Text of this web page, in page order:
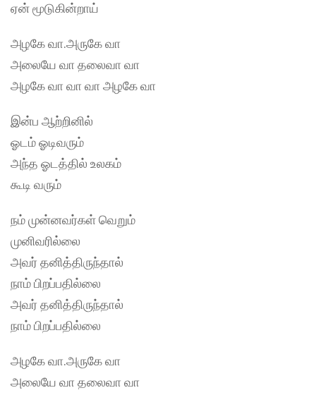
ஏன் மூடுகின்றாய்
அழகே வா.அருகே வா
அலையே வா தலைவா வா
அழகே வா வா வா அழகே வா
இன்ப ஆற்றினில்
ஓடம் ஓடிவரும்
அந்த ஓடத்தில் உலகம்
கூடி வரும்
நம் முன்னவர்கள் வெறும்
முனிவரில்லை
அவர் தனித்திருந்தால்
நாம் பிறப்பதில்லை
அவர் தனித்திருந்தால்
நாம் பிறப்பதில்லை
அழகே வா.அருகே வா
அலையே வா தலைவா வா